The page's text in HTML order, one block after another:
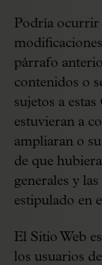
Podría ocurrir
párrafo
contenidos o
sujetos a
estuvieran a
ampliaran o
de que
generales y
estipulado en
El Sitio Web
los usuarios